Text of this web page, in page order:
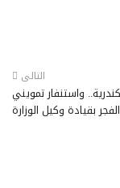
التالى
واستنفار تمويني
بقيادة وكيل الوزارة